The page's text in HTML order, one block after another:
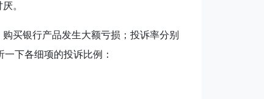
。
买银行产品发生大额亏损；投诉率分别
下各细项的投诉比例：